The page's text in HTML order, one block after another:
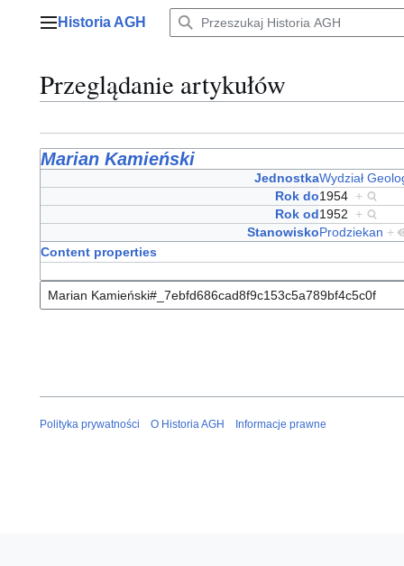
Menu główne
Historia AGH
Przeglądanie artykułów
Marian Kamieński
JednostkaWydział
Rok do1954 +
Rok od1952
+
StanowiskoProdziekan +
Content properties
Polityka prywatności O Historia AGH Informacje prawne